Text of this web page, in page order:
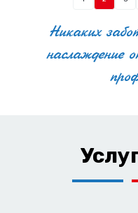
опыт работы с
отраслей;
команда
дикторы,
соблюдение
исполнения;
Никаких
наслаждение